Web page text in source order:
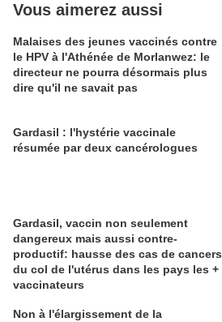
Vous aimerez aussi
Malaises des jeunes vaccinés contre
le HPV à l'Athénée de Morlanwez: le
directeur ne pourra désormais plus
dire qu'il ne savait pas
Gardasil : l'hystérie vaccinale
résumée par deux cancérologues
Gardasil, vaccin non seulement
dangereux mais aussi contre-
productif: hausse des cas de cancers
du col de l'utérus dans les pays les +
vaccinateurs
Non à l'élargissement de la